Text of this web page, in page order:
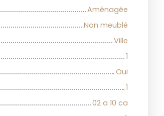
Aménagée
Non meublé
Ville
1
Oui
1
02 a 10 ca